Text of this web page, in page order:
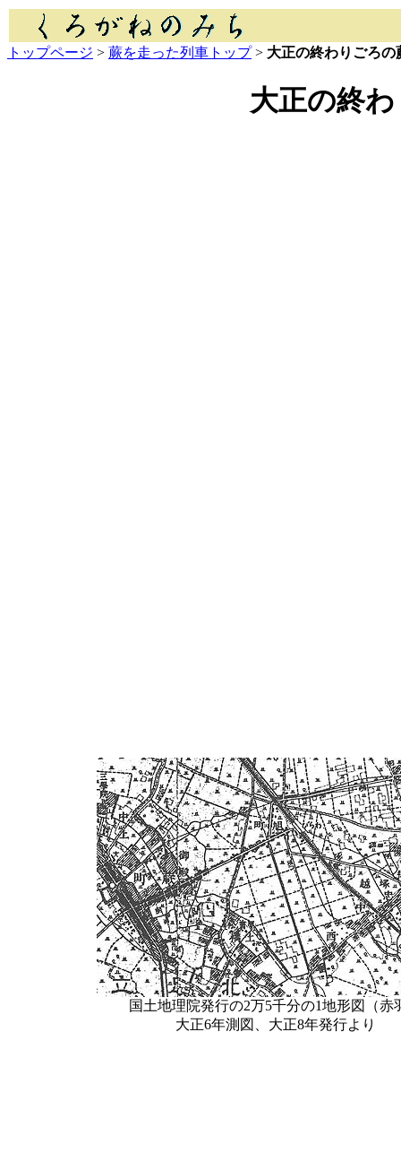
トップページ > 蕨を走った列車トップ> 大正の終わりごろの
大正の終
国土地理院発行の2万5千分の1地形図（赤
大正6年測図、大正8年発行より